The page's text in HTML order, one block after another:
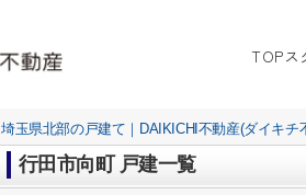
TOPス
埼玉県北部の戸建て｜DAIKICHI不動産(ダイキチ
行田市向町 戸建一覧